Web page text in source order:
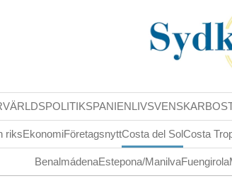
VÄRLDSPOLITIKSPANIENLIVSVENSKAR
riksEkonomiFöretagsnyttCosta del SolCosta
BenalmádenaEstepona/ManilvaFuengirola